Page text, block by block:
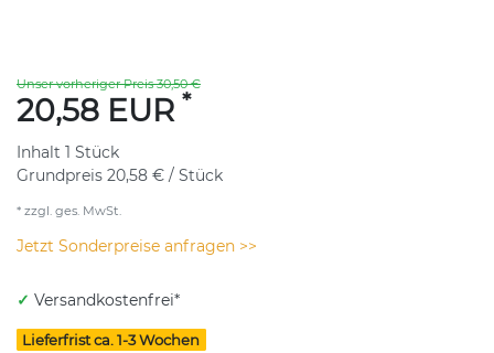
Unser vorheriger Preis 30,50 €
20,58 EUR *
Inhalt 1 Stück
Grundpreis 20,58 € / Stück
* zzgl. ges. MwSt.
Jetzt Sonderpreise anfragen >>
✓ Versandkostenfrei*
Lieferfrist ca. 1-3 Wochen